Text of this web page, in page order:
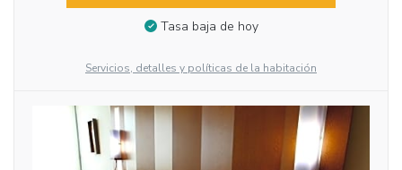
Tasa baja de hoy
Servicios, detalles y políticas de la habitación